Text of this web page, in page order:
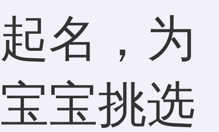
起名，为
宝宝挑选